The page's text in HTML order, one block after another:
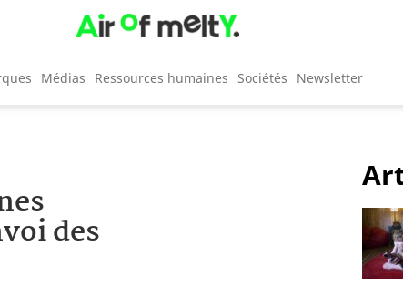
Médias Ressources humaines Sociétés Newsletter
des